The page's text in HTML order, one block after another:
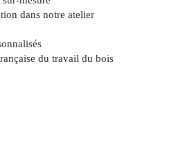
dans notre atelier
du travail du bois